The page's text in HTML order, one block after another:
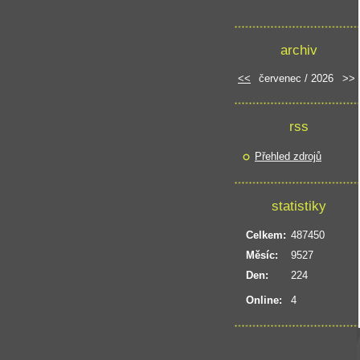
archiv
<< červenec / 2026 >>
rss
Přehled zdrojů
statistiky
Online: 4
Celkem: 487450
Měsíc:
9527
Den:
224